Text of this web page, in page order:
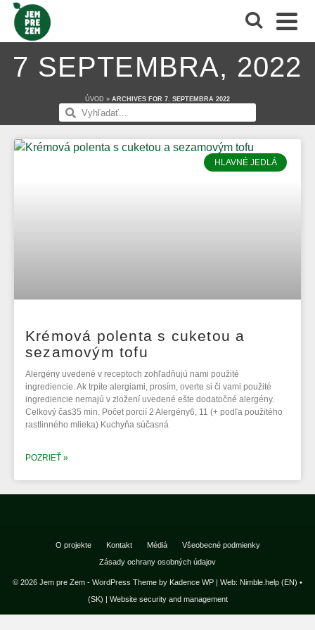
7 SEPTEMBRA, 2022
ÚVOD » ARCHIVES FOR 7. SEPTEMBRA 2022
HLAVNÉ JEDLÁ
Krémová polenta s cuketou a
sezamovým tofu
Alergény uvedené v receptoch zohľadňujú nami použité
ingrediencie. Ak trpíte alergiami, prosím, overte si či vami použité
ingrediencie nemajú v zložení uvedené ešte dodatočné alergény.
Celkový čas35 min. Počet porcií 2 Alergény6, 11 (+ podľa použitého
rastlinného mlieka) Kuchyňa súčasná
POZRIEŤ »
O projekte Kontakt Médiá
Všeobecné podmienky
Zásady ochrany osobných údajov
© 2026 Jem pre Zem - WordPress Theme by Kadence WP | Web: Nimble.help (EN) •
(SK) | Website security and management